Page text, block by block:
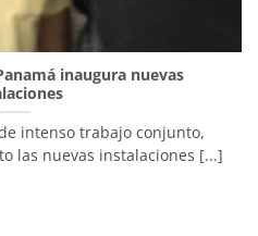
inaugura nuevas
intenso trabajo conjunto,
las nuevas instalaciones [...]